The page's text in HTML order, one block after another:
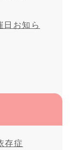
日お知ら
存症